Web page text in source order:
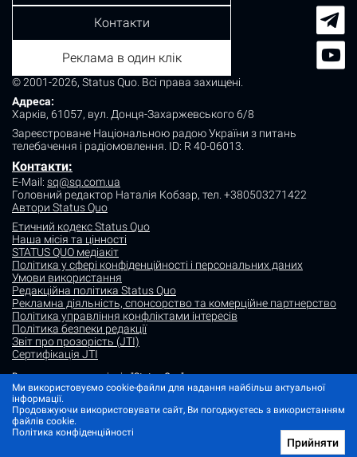
© 2001-2026, Status Quo. Всі права захищені.
Адреса:
Харків, 61057, вул. Донця-Захаржевського 6/8
Зареєстроване Національною радою України з питань
телебачення і радіомовлення. ID: R 40-06013.
Контакти:
E-Mail: sq@sq.com.ua
Головний редактор Наталія Кобзар, тел. +380503271422
Автори Status Quo
Етичний кодекс Status Quo
Наша місія та цінності
STATUS QUO медіакіт
Політика у сфері конфіденційності і персональних даних
Умови використання
Редакційна політика Status Quo
Рекламна діяльність, спонсорство та комерційне партнерство
Політика управління конфліктами інтересів
Політика безпеки редакції
Звіт про прозорість (JTI)
Сертифікація JTI
Контакти
Реклама в один клік
Використання матеріалів "Status Quo" дозволяється за умови
посилання (для інтернет-видань - гіперпосилання) на "Status quo".
Матеріали в рубриках "Новини партнерів" і "Прес-релізи" розміщуються
на правах реклами або в рамках некомерційного партнерства.
Зображення, що містять мітку "Status Quo" або не містять інформації
про джерело фото, є ілюстративними або згенерованими ШІ
Ми використовуємо cookie-файли для надання найбільш актуальної
інформації.
Продовжуючи використовувати сайт, Ви погоджуєтесь з використанням
файлів cookie.
Політика конфіденційності
Прийняти